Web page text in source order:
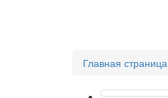
Главная страница